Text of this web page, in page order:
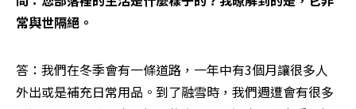
常與世隔絕。
答：我們在冬季會有一條道路，一年中有3個月讓很多人
外出或是補充日常用品。到了融雪時，我們週遭會有很多